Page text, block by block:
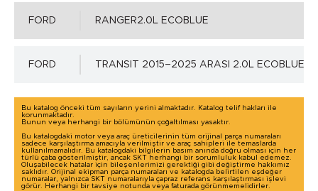
Ra=0,2÷0,8µm, Rz=1,0÷5,0µm, Rmax=6,3µm
Yuva Toleransı - ISO H8 min.
0.00 mm.
FORD RANGER2.0L ECOBLUE
FORD TRANSIT 2015–2025 ARASI 2.0L ECOBLUE
Bu katalog önceki tüm sayıların yerini almaktadır. Katalog telif hakları ile
korunmaktadır.
Bunun veya herhangi bir bölümünün çoğaltılması yasaktır.
Bu katalogdaki motor veya araç üreticilerinin tüm orijinal parça numaraları
sadece karşılaştırma amacıyla verilmiştir ve araç sahipleri ile temaslarda
kullanılmamalıdır. Bu katalogdaki bilgilerin basım anında doğru olması için her
türlü çaba gösterilmiştir, ancak SKT herhangi bir sorumluluk kabul edemez.
Oluşabilecek hatalar için bileşenlerimizi gerektiği gibi değiştirme hakkımız
saklıdır. Orijinal ekipman parça numaraları ve katalogda belirtilen eşdeğer
numaralar, yalnızca SKT numaralarıyla çapraz referans karşılaştırması işlevi
görür. Herhangi bir tavsiye notunda veya faturada görünmemelidirler.